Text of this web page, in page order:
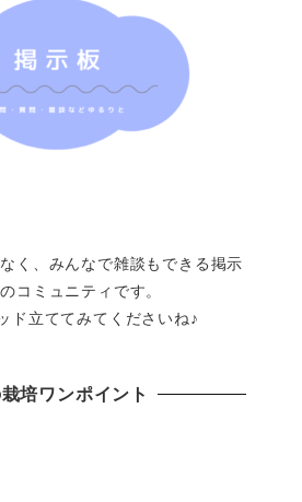
く、みんなで雑談もできる掲示
コミュニティです。
ド立ててみてくださいね♪
培ワンポイント